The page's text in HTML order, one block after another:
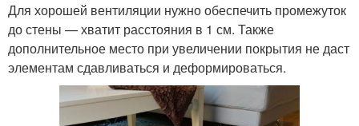
Для хорошей вентиляции нужно обеспечить промежуток
до стены — хватит расстояния в 1 см. Также
дополнительное место при увеличении покрытия не даст
элементам сдавливаться и деформироваться.